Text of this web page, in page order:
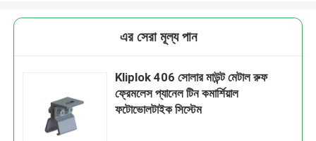
এর সেরা মূল্য পান
Kliplok 406 সোলার মাউন্ট মেটাল রুফ
ফ্রেমলেস প্যানেল টিন কমার্শিয়াল
ফটোভোলটাইক সিস্টেম